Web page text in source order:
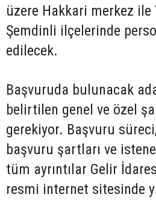
üzere Hakkari merkez ile
Şemdinli ilçelerinde
edilecek.
Başvuruda bulunacak
belirtilen genel ve özel
gerekiyor. Başvuru
başvuru şartları ve
tüm ayrıntılar Gelir
resmi internet sitesinde